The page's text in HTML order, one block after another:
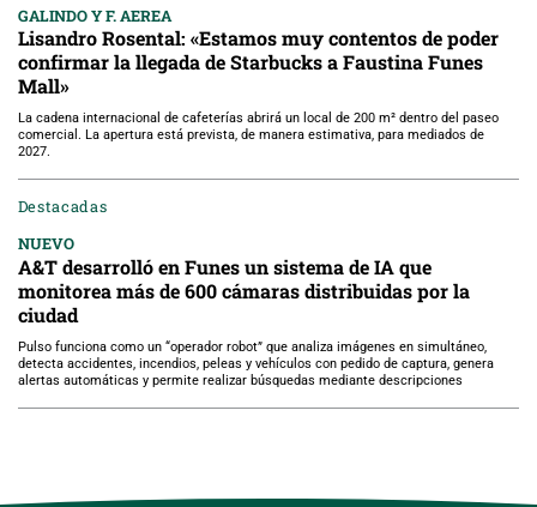
GALINDO Y F. AEREA
Lisandro Rosental: «Estamos muy contentos de poder
confirmar la llegada de Starbucks a Faustina Funes
Mall»
La cadena internacional de cafeterías abrirá un local de 200 m² dentro del paseo
comercial. La apertura está prevista, de manera estimativa, para mediados de
2027.
Destacadas
NUEVO
A&T desarrolló en Funes un sistema de IA que
monitorea más de 600 cámaras distribuidas por la
ciudad
Pulso funciona como un “operador robot” que analiza imágenes en simultáneo,
detecta accidentes, incendios, peleas y vehículos con pedido de captura, genera
alertas automáticas y permite realizar búsquedas mediante descripciones